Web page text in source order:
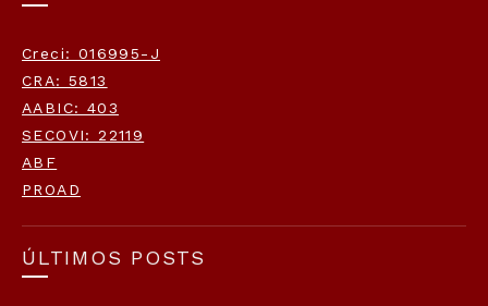
Creci: 016995-J
CRA: 5813
AABIC: 403
SECOVI: 22119
ABF
PROAD
ÚLTIMOS POSTS